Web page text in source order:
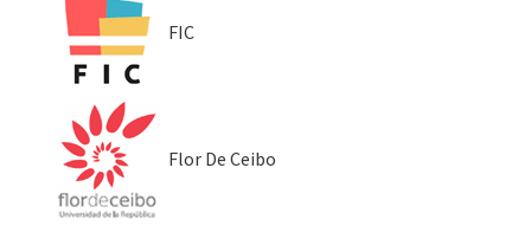
FIC
Flor De Ceibo